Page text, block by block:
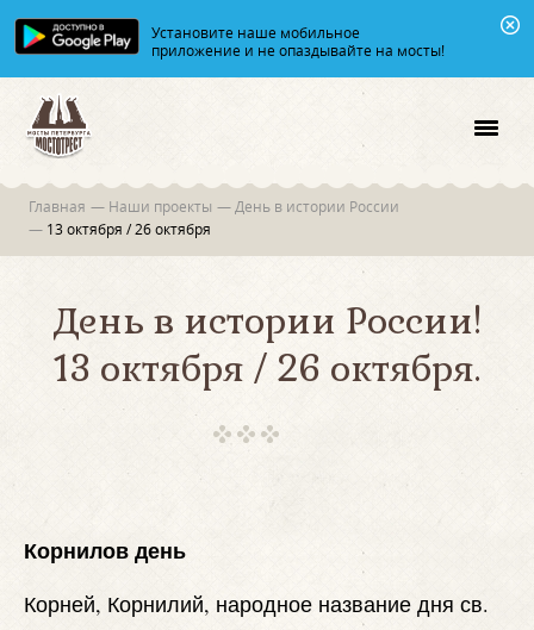
Установите наше мобильное
приложение и не опаздывайте на мосты!
Главная — Наши проекты — День в истории России
— 13 октября / 26 октября
День в истории России!
13 октября / 26 октября.
Корнилов день
Корней, Корнилий, народное название дня св.